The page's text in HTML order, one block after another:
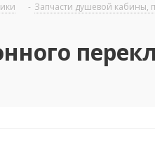
- Запчасти душевой кабины,